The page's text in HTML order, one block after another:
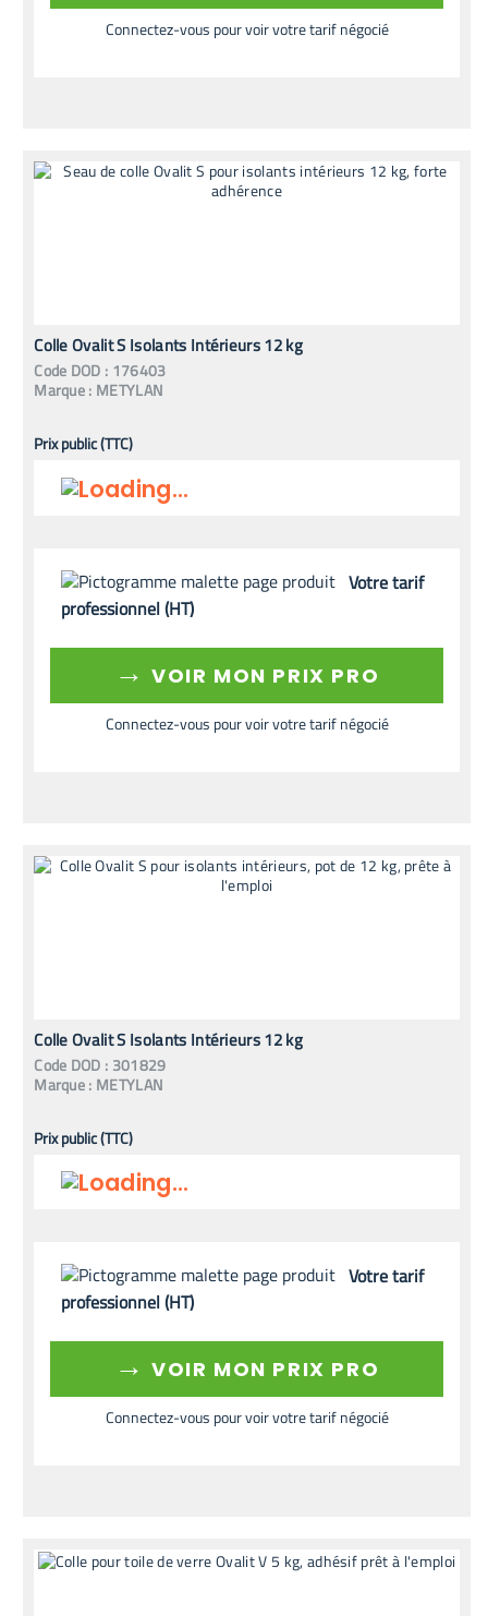
Connectez-vous pour voir votre tarif négocié
Colle Ovalit S Isolants Intérieurs 12 kg
Code DOD : 176403
Marque : METYLAN
Prix public (TTC)
Votre tarif
professionnel (HT)
→ VOIR MON PRIX PRO
Connectez-vous pour voir votre tarif négocié
Colle Ovalit S Isolants Intérieurs 12 kg
Code DOD : 301829
Marque : METYLAN
Prix public (TTC)
Votre tarif
professionnel (HT)
→ VOIR MON PRIX PRO
Connectez-vous pour voir votre tarif négocié